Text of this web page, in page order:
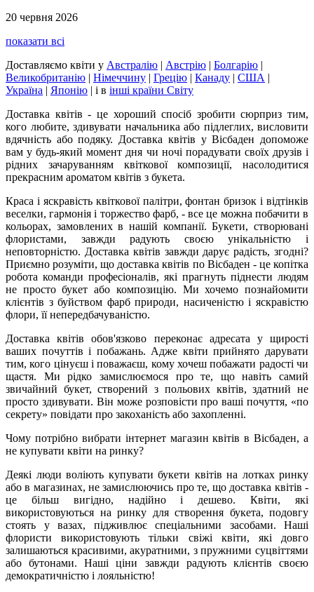
20 червня 2026
показати всі
Доставляємо квіти у Австралію | Австрію | Болгарію |
Великобританію | Німеччину | Грецію | Канаду | США |
Україна | Японію | і в інші країни Світу
Доставка квітів - це хороший спосіб зробити сюрприз тим,
кого любите, здивувати начальника або підлеглих, висловити
вдячність або подяку. Доставка квітів у Вісбаден допоможе
вам у будь-який момент дня чи ночі порадувати своїх друзів і
рідних зачаруванням квіткової композиції, насолодитися
прекрасним ароматом квітів з букета.
Краса і яскравість квіткової палітри, фонтан бризок і відтінків
веселки, гармонія і торжество фарб, - все це можна побачити в
кольорах, замовлених в нашій компанії. Букети, створювані
флористами, завжди радують своєю унікальністю і
неповторністю. Доставка квітів завжди дарує радість, згодні?
Приємно розуміти, що доставка квітів по Вісбаден - це копітка
робота команди професіоналів, які прагнуть піднести людям
не просто букет або композицію. Ми хочемо познайомити
клієнтів з буйством фарб природи, насиченістю і яскравістю
флори, її непередбачуваністю.
Доставка квітів обов'язково переконає адресата у щирості
ваших почуттів і побажань. Адже квіти прийнято дарувати
тим, кого цінуєш і поважаєш, кому хочеш побажати радості чи
щастя. Ми рідко замислюємося про те, що навіть самий
звичайний букет, створений з польових квітів, здатний не
просто здивувати. Він може розповісти про ваші почуття, «по
секрету» повідати про закоханість або захопленні.
Чому потрібно вибрати інтернет магазин квітів в Вісбаден, а
не купувати квіти на ринку?
Деякі люди воліють купувати букети квітів на лотках ринку
або в магазинах, не замислюючись про те, що доставка квітів -
це більш вигідно, надійно і дешево. Квіти, які
використовуються на ринку для створення букета, подовгу
стоять у вазах, підживлює спеціальними засобами. Наші
флористи використовують тільки свіжі квіти, які довго
залишаються красивими, акуратними, з пружними суцвіттями
або бутонами. Наші ціни завжди радують клієнтів своєю
демократичністю і лояльністю!